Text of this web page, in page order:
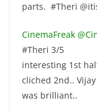
parts. #Theri
#Theri 3/5
interesting 1st
cliched 2nd..
was brilliant..